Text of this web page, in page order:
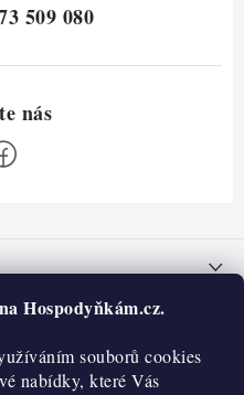
Hospodyňkám.cz.
souborů cookies
nabídky, které Vás
509 080